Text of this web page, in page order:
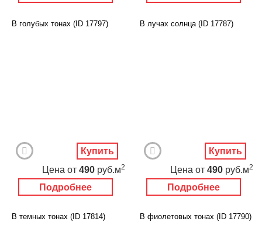
В голубых тонах (ID 17797)
Подробнее
Цена от 490 руб.м2
Купить
В лучах солнца (ID 17787)
Подробнее
Цена от 490 руб.м2
Купить
В темных тонах (ID 17814) В фиолетовых тонах (ID 17790)